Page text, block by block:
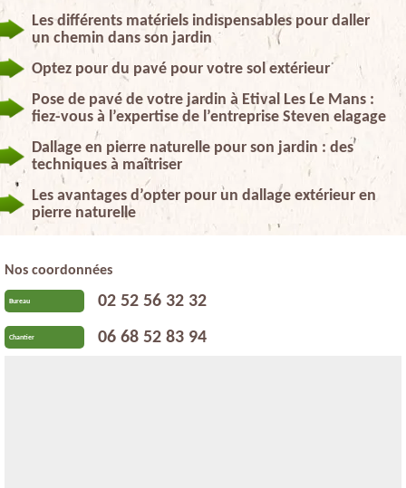
Les différents matériels indispensables pour daller
un chemin dans son jardin
Optez pour du pavé pour votre sol extérieur
Pose de pavé de votre jardin à Etival Les Le Mans :
fiez-vous à l’expertise de l’entreprise Steven elagage
Dallage en pierre naturelle pour son jardin : des
techniques à maîtriser
Les avantages d’opter pour un dallage extérieur en
pierre naturelle
Nos coordonnées
Bureau 02 52 56 32 32
Chantier 06 68 52 83 94